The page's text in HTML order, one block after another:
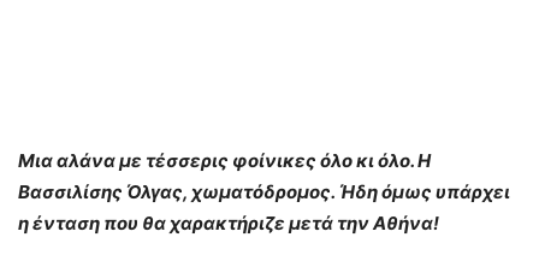
Μια αλάνα με τέσσερις φοίνικες όλο κι όλο. Η
Βασσιλίσης Όλγας, χωματόδρομος. Ήδη όμως υπάρχει
η ένταση που θα χαρακτήριζε μετά την Αθήνα!